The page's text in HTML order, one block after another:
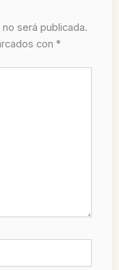
será publicada.
con *